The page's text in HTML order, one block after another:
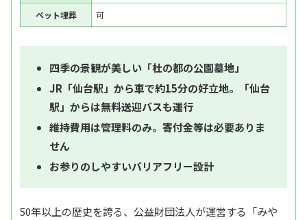
ペット埋葬
可
四季の景観が美しい「杜の都の公園墓地」
JR「仙台駅」から車で約15分の好立地。「仙台
駅」からは無料送迎バスも運行
維持費用は管理料のみ。寄付金等は必要ありま
せん
お参りのしやすいバリアフリー設計
50年以上の歴史を誇る、公益財団法人が運営する「みや